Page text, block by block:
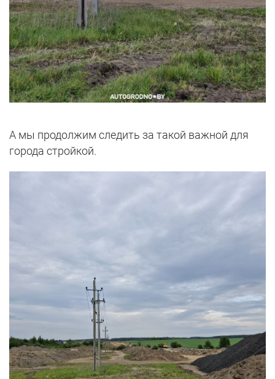
А мы продолжим следить за такой важной для
города стройкой.